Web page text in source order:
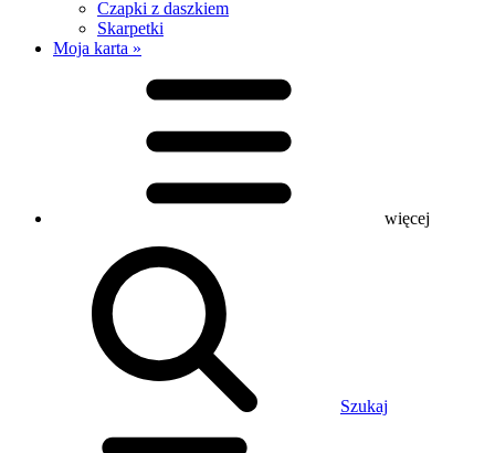
Czapki z daszkiem
Skarpetki
Moja karta »
więcej
Szukaj